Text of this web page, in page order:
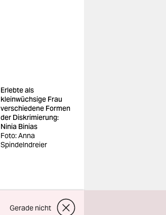
Erlebte als
kleinwüchsige Frau
verschiedene Formen
der Diskrimierung:
Ninia Binias
Foto: Anna
Spindelndreier
Gerade nicht